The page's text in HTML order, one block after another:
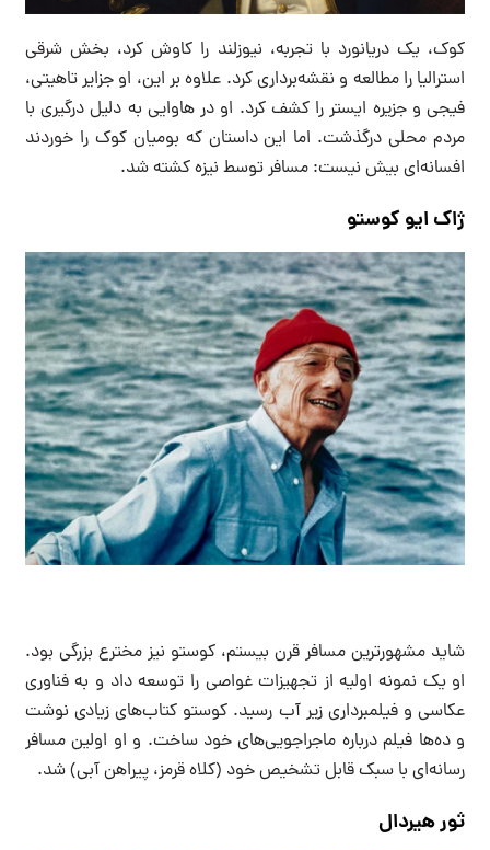
کوک، یک دریانورد با تجربه، نیوزلند را کاوش کرد، بخش شرقی
استرالیا را مطالعه و نقشه‌برداری کرد. علاوه بر این، او جزایر تاهیتی،
فیجی و جزیره ایستر را کشف کرد. او در هاوایی به دلیل درگیری با
مردم محلی درگذشت. اما این داستان که بومیان کوک را خوردند
افسانه‌ای بیش نیست: مسافر توسط نیزه کشته شد.
ژاک ایو کوستو
شاید مشهورترین مسافر قرن بیستم، کوستو نیز مخترع بزرگی بود.
او یک نمونه اولیه از تجهیزات غواصی را توسعه داد و به فناوری
عکاسی و فیلمبرداری زیر آب رسید. کوستو کتاب‌های زیادی نوشت
و ده‌ها فیلم درباره ماجراجویی‌های خود ساخت. و او اولین مسافر
رسانه‌ای با سبک قابل تشخیص خود (کلاه قرمز، پیراهن آبی) شد.
ثور هیردال